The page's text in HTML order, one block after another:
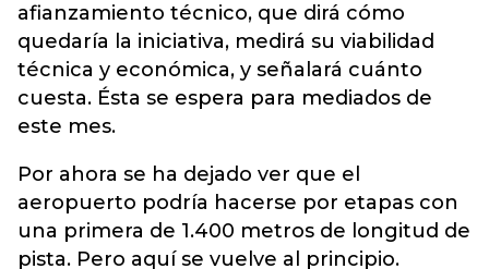
afianzamiento técnico, que dirá cómo
quedaría la iniciativa, medirá su viabilidad
técnica y económica, y señalará cuánto
cuesta. Ésta se espera para mediados de
este mes.
Por ahora se ha dejado ver que el
aeropuerto podría hacerse por etapas con
una primera de 1.400 metros de longitud de
pista. Pero aquí se vuelve al principio.